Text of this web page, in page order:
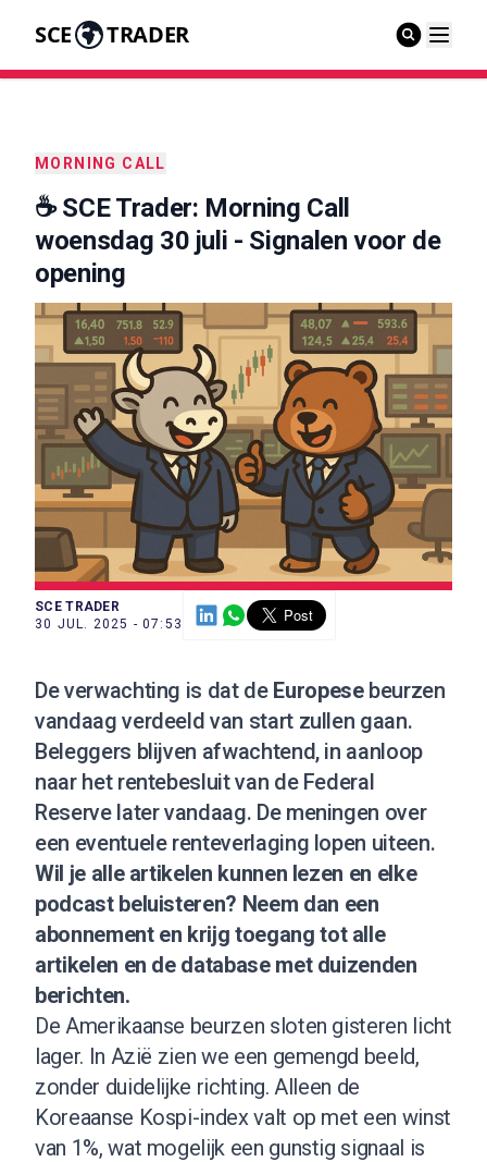
SCE TRADER
MORNING CALL
☕️ SCE Trader: Morning Call
woensdag 30 juli - Signalen voor de
opening
SCE TRADER
30 JUL. 2025 - 07:53
De verwachting is dat de Europese beurzen
vandaag verdeeld van start zullen gaan.
Beleggers blijven afwachtend, in aanloop
naar het rentebesluit van de Federal
Reserve later vandaag. De meningen over
een eventuele renteverlaging lopen uiteen.
Wil je alle artikelen kunnen lezen en elke
podcast beluisteren? Neem dan een
abonnementen krijg toegang tot alle
artikelen en de database met duizenden
berichten.
De Amerikaanse beurzen sloten gisteren licht
lager. In Azië zien we een gemengd beeld,
zonder duidelijke richting. Alleen de
Koreaanse Kospi-index valt op met een winst
van 1%, wat mogelijk een gunstig signaal is